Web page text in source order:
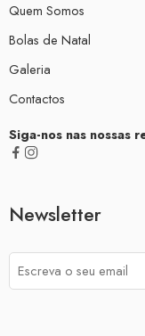
Quem Somos
Bolas de Natal
Galeria
Contactos
Siga-nos nas nossas
Newsletter